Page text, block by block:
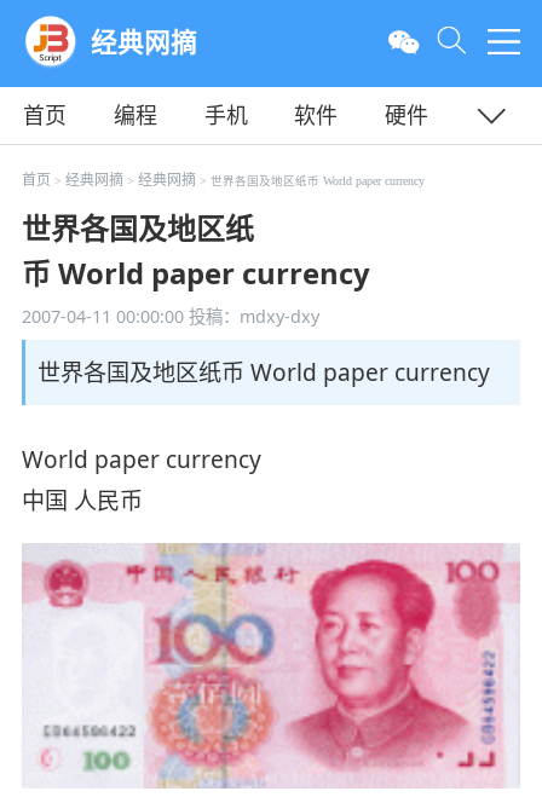
经典网摘
首页 编程 手机 软件
硬件
教程
平面 服务器
首页 > 经典网摘 > 经典网摘 > 世界各国及地区纸币 World paper currency
世界各国及地区纸
币 World paper currency
2007-04-11 00:00:00投稿：mdxy-dxy
世界各国及地区纸币 World paper currency
World paper currency
中国 人民币